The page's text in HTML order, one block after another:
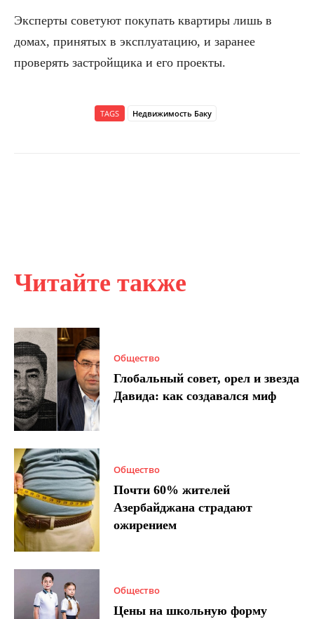
Читайте также
Общество
Глобальный совет, орел и звезда
Давида: как создавался миф
Общество
Почти 60% жителей
Азербайджана страдают
ожирением
Общество
Цены на школьную форму
Эксперты советуют покупать квартиры лишь в
домах, принятых в эксплуатацию, и заранее
проверять застройщика и его проекты.
TAGS Недвижимость Баку